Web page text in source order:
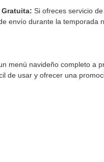
Gratuita: Si ofreces servicio
envío durante la temporada
menú navideño completo a
de usar y ofrecer una